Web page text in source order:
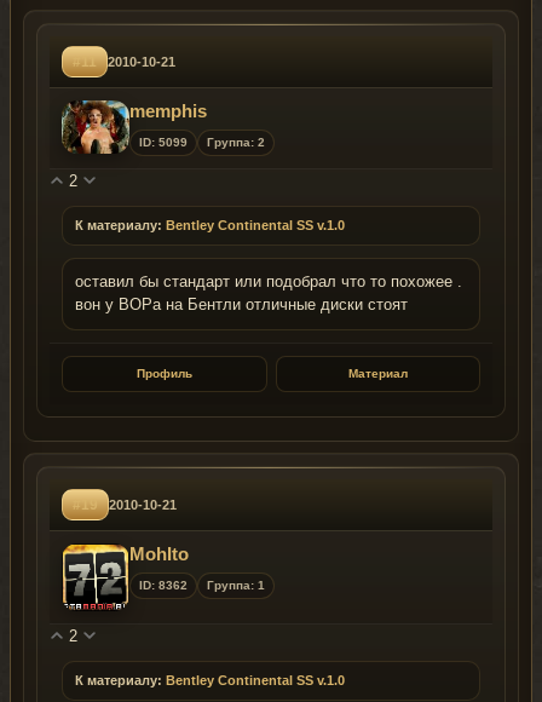
#11 2010-10-21
memphis
ID: 5099 Группа: 2
2
К материалу: Bentley Continental SS v.1.0
оставил бы стандарт или подобрал что то похожее .
вон у ВОРа на Бентли отличные диски стоят
Профиль Материал
#19 2010-10-21
MohIto
ID: 8362 Группа: 1
2
К материалу: Bentley Continental SS v.1.0